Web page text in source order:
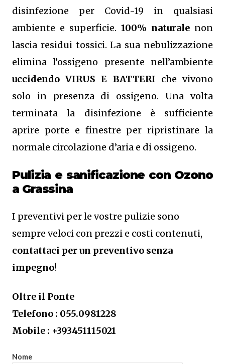
disinfezione per Covid-19 in qualsiasi
ambiente e superficie. 100% naturale non
lascia residui tossici.La sua nebulizzazione
elimina l’ossigeno presente nell’ambiente
uccidendo VIRUS E BATTERI che vivono
solo in presenza di ossigeno. Una volta
terminata la disinfezione è sufficiente
aprire porte e finestre per ripristinare la
normale circolazione d’aria e di ossigeno.
Pulizia e sanificazione con Ozono
a Grassina
I preventivi per le vostre pulizie sono
sempre veloci con prezzi e costi contenuti,
contattaci per un preventivo senza
impegno!
Oltre il Ponte
Telefono : 055.0981228
Mobile : +393451115021
Nome